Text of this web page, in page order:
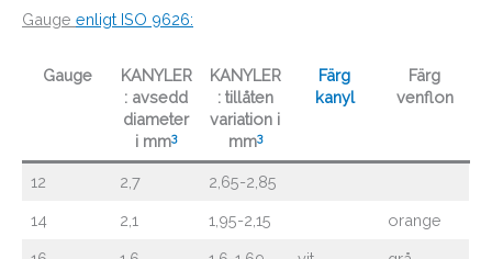
Gauge enligt ISO 9626:
Gauge
KANYLER
: avsedd
diameter
i mm3
KANYLER
: tillåten
variation i
mm3
Färg
kanyl
Färg
venflon
12 2,7 2,65-2,85
14 2,1 1,95-2,15 orange